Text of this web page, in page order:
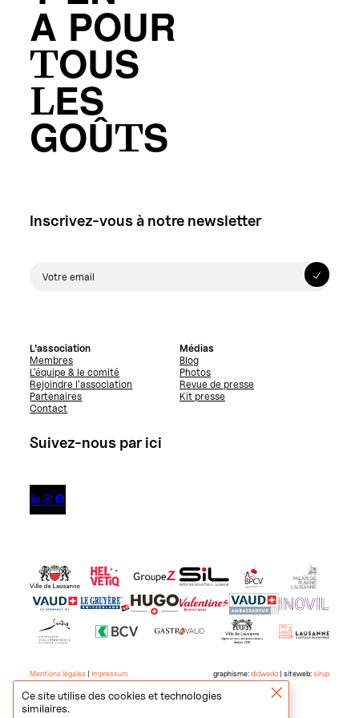
Ce site utilise des cookies et technologies
similaires.
A POUR
TOUS
LES
GOÛTS
Inscrivez-vous à notre newsletter
L’association
Membres
L’équipe & le comité
Rejoindre l’association
Partenaires
Contact
Médias
Blog
Photos
Revue de presse
Kit presse
Suivez-nous par ici
  
Mentions légales |Impressum graphisme:didwedo| siteweb:sirup